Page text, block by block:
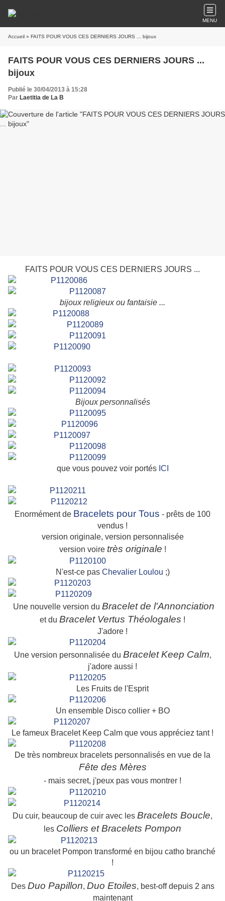
MENU
Accueil » FAITS POUR VOUS CES DERNIERS JOURS ... bijoux
FAITS POUR VOUS CES DERNIERS JOURS ...
bijoux
Publié le 30/04/2013 à 15:28
Par Laetitia de La B
FAITS POUR VOUS CES DERNIERS JOURS ...
bijoux religieux ou fantaisie ...
Bijoux personnalisés
que vous pouvez voir portés ICI
Enormément de Bracelets pour Tous - prêts de 100
vendus !
version originale, version personnalisée
version voire très originale !
N'est-ce pas Chevalier Loulou ;)
Une nouvelle version du Bracelet de l'Annonciation
et du Bracelet Vertus Théologales !
J'adore !
Une version personnalisée du Bracelet Keep Calm,
j'adore aussi !
Les Fruits de l'Esprit
Un ensemble Disco collier + BO
Le fameux Bracelet Keep Calm que vous appréciez tant !
De très nombreux bracelets personnalisés en vue de la
Fête des Mères
- mais secret, j'peux pas vous montrer !
Du cuir, beaucoup de cuir avec les Bracelets Boucle,
les Colliers et Bracelets Pompon
ou un bracelet Pompon transformé en bijou catho branché
!
Des Duo Papillon, Duo Etoiles, best-off depuis 2 ans
maintenant